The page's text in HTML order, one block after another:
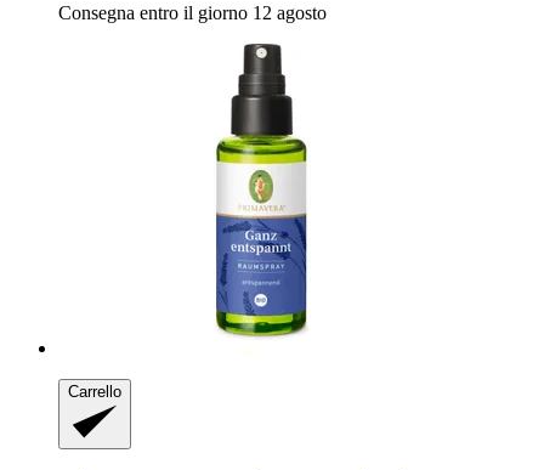
Consegna entro il giorno 12 agosto
Carrello